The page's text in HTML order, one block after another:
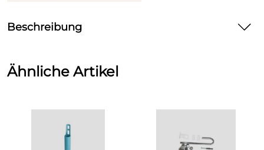
Beschreibung
Deckel mit Taste für Spülkasten nova
Ähnliche Artikel